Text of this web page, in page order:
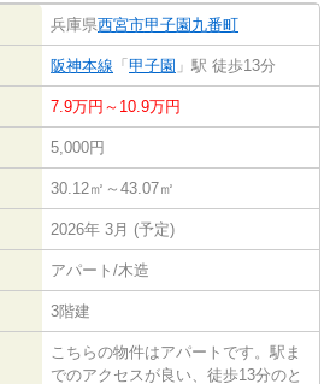
兵庫県西宮市甲子園九番町
阪神本線 「 甲子園 」駅 徒歩13分
7.9万円～10.9万円
5,000円
30.12㎡～43.07㎡
2026年 3月 (予定)
アパート/木造
3階建
こちらの物件はアパートです。駅ま
でのアクセスが良い、徒歩13分のと